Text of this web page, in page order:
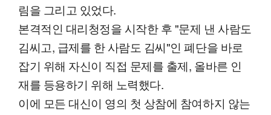
림을 그리고 있었다.
본격적인 대리청정을 시작한 후 "문제 낸 사람도
김씨고, 급제를 한 사람도 김씨"인 폐단을 바로
잡기 위해 자신이 직접 문제를 출제, 올바른 인
재를 등용하기 위해 노력했다.
이에 모든 대신이 영의 첫 상참에 참여하지 않는